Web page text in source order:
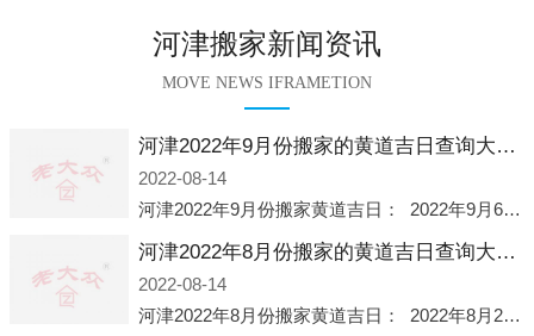
河津搬家新闻资讯
MOVE NEWS IFRAMETION
河津2022年9月份搬家的黄道吉日查询大全一览表哪天适合搬家好日子
2022-08-14
河津2022年9月份搬家黄道吉日： 2022年9月6日 「星期二」 农历八月十一2022年9月12日 「星期一」 农历八月十七2022年9月16日 「星期五」 农历八月廿一2022年9月2
河津2022年8月份搬家的黄道吉日查询大全一览表哪天适合搬家好日子
2022-08-14
河津2022年8月份搬家黄道吉日： 2022年8月2日 「星期二」 农历七月初五2022年8月6日 「星期六」 农历七月初九2022年8月8日 「星期一」 农历七月十一2022年8月10日 「